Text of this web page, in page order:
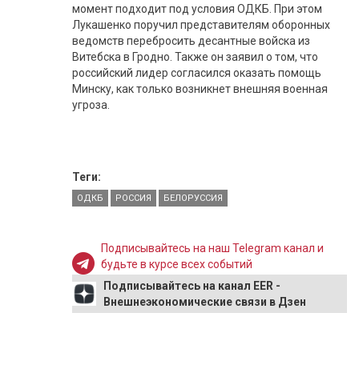
момент подходит под условия ОДКБ. При этом
Лукашенко поручил представителям оборонных
ведомств перебросить десантные войска из
Витебска в Гродно. Также он заявил о том, что
российский лидер согласился оказать помощь
Минску, как только возникнет внешняя военная
угроза.
Теги:
ОДКБ РОССИЯ БЕЛОРУССИЯ
Подписывайтесь на наш Telegram канал и
будьте в курсе всех событий
Подписывайтесь на канал EER -
Внешнеэкономические связи в Дзен